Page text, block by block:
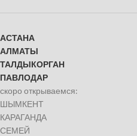
АСТАНА
АЛМАТЫ
ТАЛДЫКОРГАН
ПАВЛОДАР
скоро открываемся:
ШЫМКЕНТ
КАРАГАНДА
СЕМЕЙ